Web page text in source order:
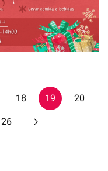
18 19
20
26